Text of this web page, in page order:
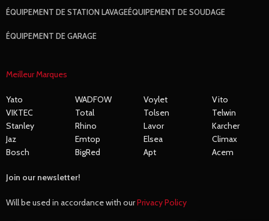
ÉQUIPEMENT DE STATION LAVAGEÉQUIPEMENT DE SOUDAGE
ÉQUIPEMENT DE GARAGE
Meilleur Marques
Yato WADFOW Voylet
Vito
VIKTEC
Total Tolsen
Telwin
Stanley
Rhino Lavor
Karcher
Jaz
Emtop Elsea
Climax
Bosch
BigRed Apt Acem
Join our newsletter!
Will be used in accordance with ourPrivacy Policy